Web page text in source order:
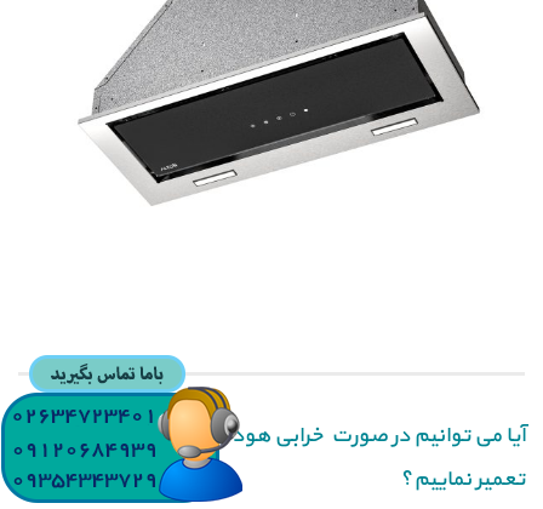
آیا می توانیم در صورت خرابی هود آلتون خودمان آن را
تعمیر نماییم؟